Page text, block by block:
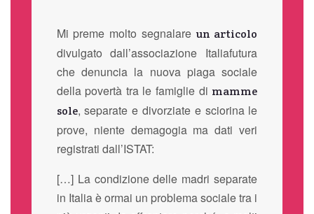
Mi preme molto segnalare un articolo
divulgato dall’associazione Italiafutura
che denuncia la nuova piaga sociale
della povertà tra le famiglie di mamme
sole, separate e divorziate e sciorina le
prove, niente demagogia ma dati veri
registrati dall’ISTAT:
[…] La condizione delle madri separate
in Italia è ormai un problema sociale tra i